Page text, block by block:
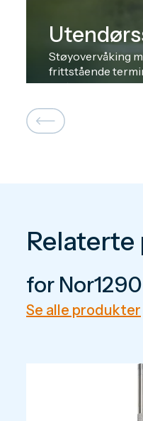
Støyovervåking
frittstående
systemer.
for Nor1290
Se alle produkter